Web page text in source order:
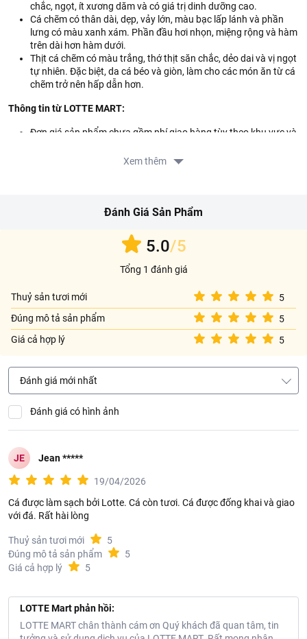
chắc, ngọt, ít xương dăm và có giá trị dinh dưỡng cao.
Cá chẽm có thân dài, dẹp, vảy lớn, màu bạc lấp lánh và phần
lưng có màu xanh xám. Phần đầu hơi nhọn, miệng rộng và hàm
trên dài hơn hàm dưới.
Thịt cá chẽm có màu trắng, thớ thịt săn chắc, dẻo dai và vị ngọt
tự nhiên. Đặc biệt, da cá béo và giòn, làm cho các món ăn từ cá
chẽm trở nên hấp dẫn hơn.
Thông tin từ LOTTE MART:
Đơn giá sản phẩm chưa gồm phí giao hàng tùy theo khu vực và
https://www.lottemart.vn/vi-nsg/faq/39
Xem thêm
Đánh Giá Sản Phẩm
5.0/5
Tổng 1 đánh giá
Thuỷ sản tươi mới
5
Đúng mô tả sản phẩm
5
Giá cả hợp lý
5
Đánh giá mới nhất
Đánh giá có hình ảnh
JE Jean *****
19/04/2026
Cá được làm sạch bởi Lotte. Cá còn tươi. Cá được đống khai và giao
với đá. Rất hài lòng
Thuỷ sản tươi mới
5
Đúng mô tả sản phẩm
5
Giá cả hợp lý
5
LOTTE Mart phản hồi:
LOTTE MART chân thành cám ơn Quý khách đã quan tâm, tin